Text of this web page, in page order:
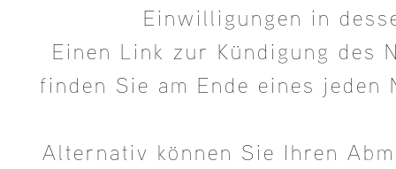
Einwilligungen in
Einen Link zur Kündigung des
finden Sie am Ende eines jeden
Alternativ können Sie Ihren